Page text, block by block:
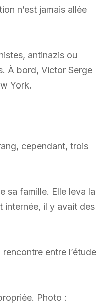
n’est jamais allée
antinazis ou
À bord, Victor Serge
York.
cependant, trois
sa famille. Elle leva la
internée, il y avait des
entre l’étude
Photo :